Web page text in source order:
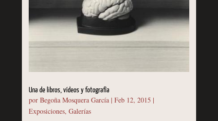
Una de libros, vídeos y fotografía
por Begoña Mosquera García| Feb 12, 2015 |
Exposiciones, Galerías